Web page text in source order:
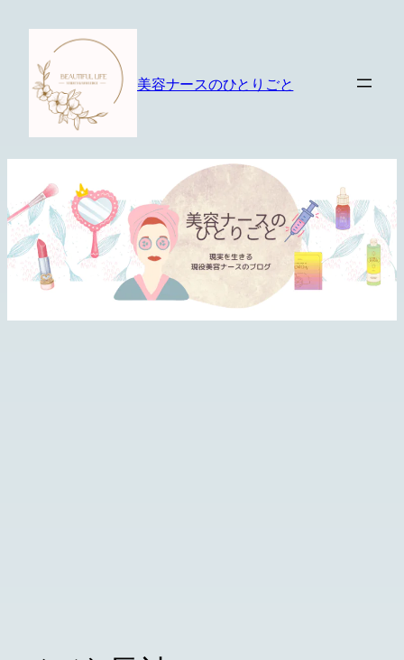
美容ナースのひとりごと